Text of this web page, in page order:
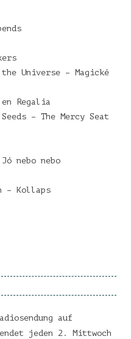
Universe – Magické
en Regalia
– The Mercy Seat
nebo nebo
– Kollaps
auf
jeden 2. Mittwoch